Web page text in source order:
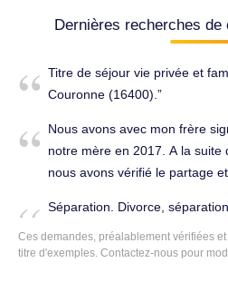
Dernières recherches de
Titre de séjour vie privée et
Couronne (16400).
Nous avons avec mon frère
notre mère en 2017. A la suite
nous avons vérifié le partage
compte et une parcelle de
été propriétaire qui a été
son acte sur le relevé
Séparation. Divorce,
Ces demandes, préalablement vérifiées
titre d'exemples. Contactez-nous pour